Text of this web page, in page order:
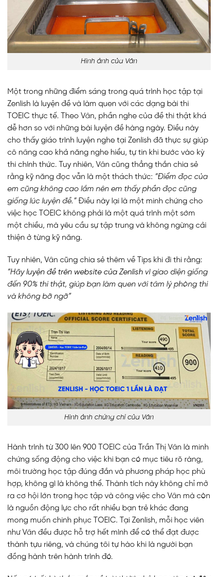
Hình ảnh của Vân
Một trong những điểm sáng trong quá trình học tập tại
Zenlish là luyện đề và làm quen với các dạng bài thi
TOEIC thực tế. Theo Vân, phần nghe của đề thi thật khá
dễ hơn so với những bài luyện đề hàng ngày. Điều này
cho thấy giáo trình luyện nghe tại Zenlish đã thực sự giúp
cô nâng cao khả năng nghe hiểu, tự tin khi bước vào kỳ
thi chính thức. Tuy nhiên, Vân cũng thẳng thắn chia sẻ
rằng kỹ năng đọc vẫn là một thách thức: “Điểm đọc của
em cũng không cao lắm nên em thấy phần đọc cũng
giống lúc luyện đề.” Điều này lại là một minh chứng cho
việc học TOEIC không phải là một quá trình một sớm
một chiều, mà yêu cầu sự tập trung và không ngừng cải
thiện ở từng kỹ năng.
Tuy nhiên, Vân cũng chia sẻ thêm về Tips khi đi thi rằng:
“Hãyluyện đề trên website của Zenlish vì giao diện giống
đến 90% thi thật, giúp bạn làm quen với tâm lý phòng thi
và không bỡ ngỡ”
Hình ảnh chứng chỉ của Vân
Hành trình từ 300 lên 900 TOEIC của Trần Thị Vân là minh
chứng sống động cho việc khi bạn có mục tiêu rõ ràng,
môi trường học tập đúng đắn và phương pháp học phù
hợp, không gì là không thể. Thành tích này không chỉ mở
ra cơ hội lớn trong học tập và công việc cho Vân mà còn
là nguồn động lực cho rất nhiều bạn trẻ khác đang
mong muốn chinh phục TOEIC. Tại Zenlish, mỗi học viên
như Vân đều được hỗ trợ hết mình để có thể đạt được
thành tựu riêng, và chúng tôi tự hào khi là người bạn
đồng hành trên hành trình đó.